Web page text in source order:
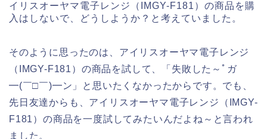
イリスオーヤマ電子レンジ（IMGY-F181）の商品を購
入はしないで、どうしようか？と考えていました。
そのように思ったのは、アイリスオーヤマ電子レンジ
（IMGY-F181）の商品を試して、「失敗した～ﾟガ
━(￣□￣)━ン」と思いたくなかったからです。でも、
先日友達からも、アイリスオーヤマ電子レンジ（IMGY-
F181）の商品を一度試してみたいんだよね～と言われ
ました。